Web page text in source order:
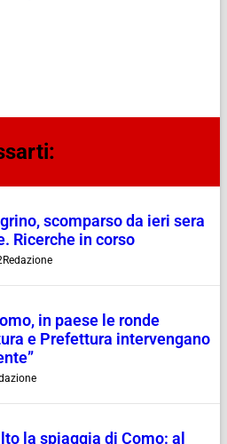
scomparso da ieri sera
Ricerche in corso
Redazione
in paese le ronde
e Prefettura intervengano
la spiaggia di Como: al